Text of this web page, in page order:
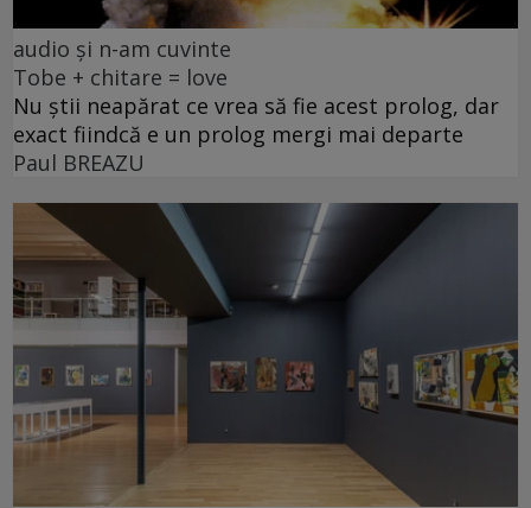
audio și n-am cuvinte
Tobe + chitare = love
Nu știi neapărat ce vrea să fie acest prolog, dar
exact fiindcă e un prolog mergi mai departe
Paul BREAZU